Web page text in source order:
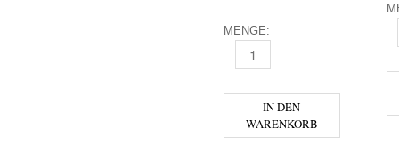
MENGE:
DIPLOMATICO -
IN DEN
WARENKORB